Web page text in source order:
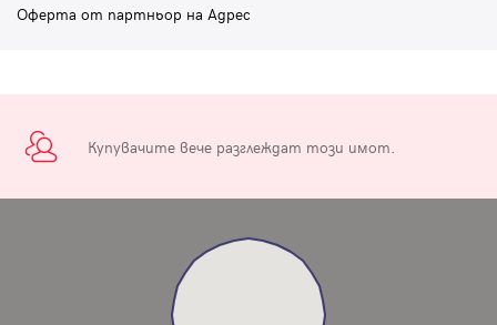
Оферта от партньор на Адрес
Купувачите вече разглеждат този имот.